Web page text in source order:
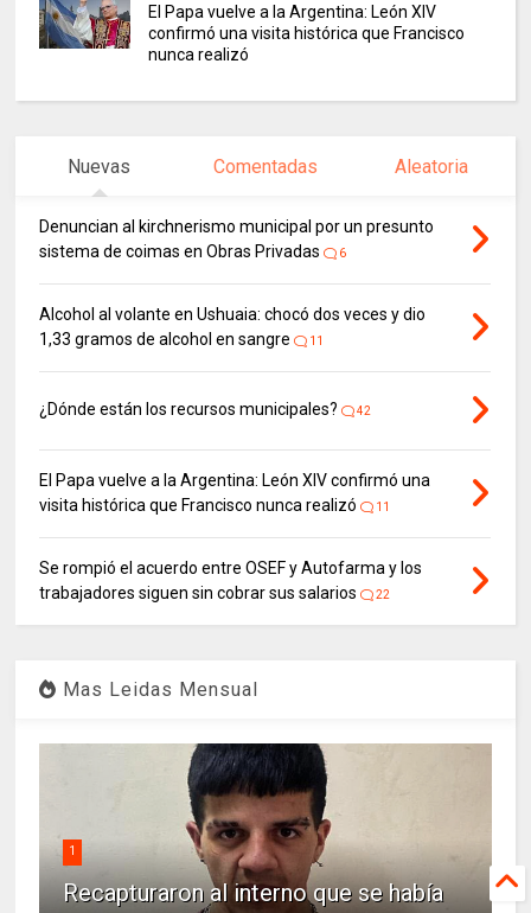
El Papa vuelve a la Argentina: León XIV
confirmó una visita histórica que Francisco
nunca realizó
Nuevas Comentadas Aleatoria
Denuncian al kirchnerismo municipal por un presunto
sistema de coimas en Obras Privadas
6
Alcohol al volante en Ushuaia: chocó dos veces y dio
1,33 gramos de alcohol en sangre
11
¿Dónde están los recursos municipales? 42
El Papa vuelve a la Argentina: León XIV confirmó una
visita histórica que Francisco nunca realizó
11
Se rompió el acuerdo entre OSEF y Autofarma y los
trabajadores siguen sin cobrar sus salarios
22
Mas Leidas Mensual
1
Recapturaron al interno que se había